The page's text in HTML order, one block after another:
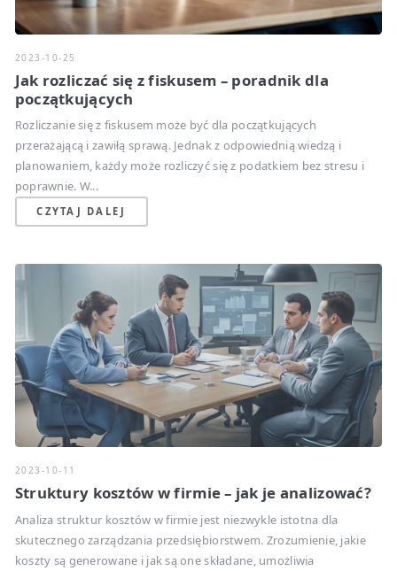
2023-10-25
Jak rozliczać się z fiskusem – poradnik dla
początkujących
Rozliczanie się z fiskusem może być dla początkujących
przerażającą i zawiłą sprawą. Jednak z odpowiednią wiedzą i
planowaniem, każdy może rozliczyć się z podatkiem bez stresu i
poprawnie. W...
CZYTAJ DALEJ
2023-10-11
Struktury kosztów w firmie – jak je analizować?
Analiza struktur kosztów w firmie jest niezwykle istotna dla
skutecznego zarządzania przedsiębiorstwem. Zrozumienie, jakie
koszty są generowane i jak są one składane, umożliwia